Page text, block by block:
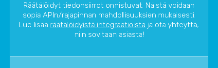
Räätälöidyt tiedonsiirrot onnistuvat. Näistä voidaan
sopia APIn/rajapinnan mahdollisuuksien mukaisesti.
Lue lisää räätälöidyistä integraatioista ja ota yhteyttä,
niin sovitaan asiasta!